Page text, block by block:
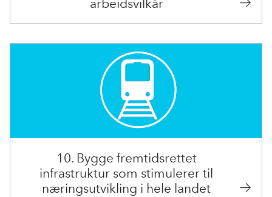
arbeidsvilkår
10. Bygge fremtidsrettet
infrastruktur som stimulerer til
næringsutvikling i hele landet